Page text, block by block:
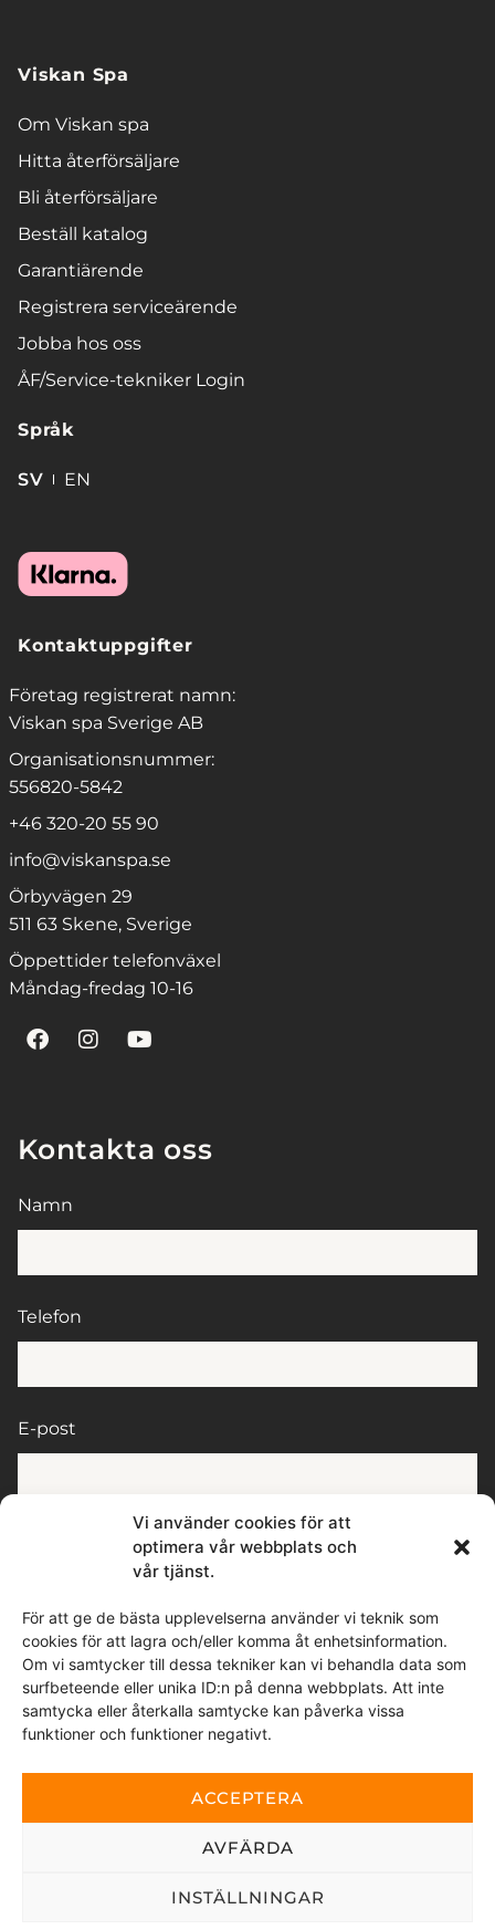
Vi använder cookies för att
optimera vår webbplats och
vår tjänst.
För att ge de bästa upplevelserna använder vi teknik som
cookies för att lagra och/eller komma åt enhetsinformation.
Om vi samtycker till dessa tekniker kan vi behandla data som
surfbeteende eller unika ID:n på denna webbplats. Att inte
samtycka eller återkalla samtycke kan påverka vissa
funktioner och funktioner negativt.
ACCEPTERA
AVFÄRDA
INSTÄLLNINGAR
Viskan Spa
Om Viskan spa
Hitta återförsäljare
Bli återförsäljare
Beställ katalog
Garantiärende
Registrera serviceärende
Jobba hos oss
ÅF/Service-tekniker Login
Språk
SV EN
Kontaktuppgifter
Företag registrerat namn:
Viskan spa Sverige AB
Organisationsnummer:
556820-5842
+46 320-20 55 90
info@viskanspa.se
Örbyvägen 29
511 63 Skene, Sverige
Öppettider telefonväxel
Måndag-fredag 10-16
Kontakta oss
Namn
Telefon
E-post
Meddelande
Genom att skicka detta meddelande samtycker du till